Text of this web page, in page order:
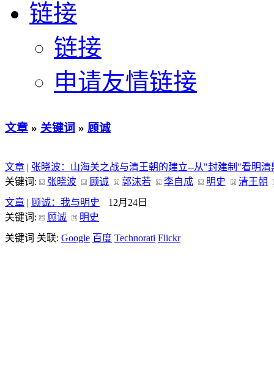
链接
链接
申请友情链接
文章 » 关键词 » 顾诚
文章 | 张晓波：山海关之战与清王朝的建立--从"封建制"看明清
关键词:
张晓波 顾诚 郭沫若 李自成 明史
清王朝
文章 | 顾诚：我与明史
12月24日
关键词:
顾诚
明史
关键词 关联: Google 百度 Technorati Flickr